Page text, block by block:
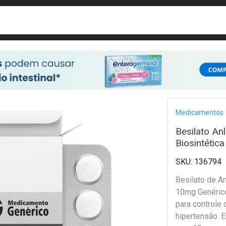
Medicamentos
Besilato
136794
Besilato de
10mg
para controle
hipertensão.